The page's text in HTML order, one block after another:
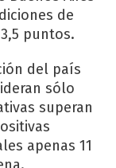
de
puntos.
del país
sólo
superan
apenas 11